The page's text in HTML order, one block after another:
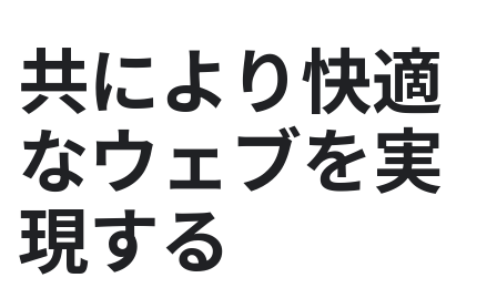
共により快適
なウェブを実
現する